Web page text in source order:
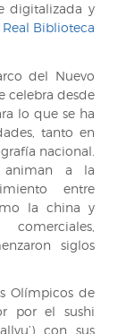
digitalizada y
Real Biblioteca
del Nuevo
celebra desde
lo que se ha
tanto en
nacional.
animan a la
entre
la china y
siglos
Olímpicos de
por el sushi
con sus